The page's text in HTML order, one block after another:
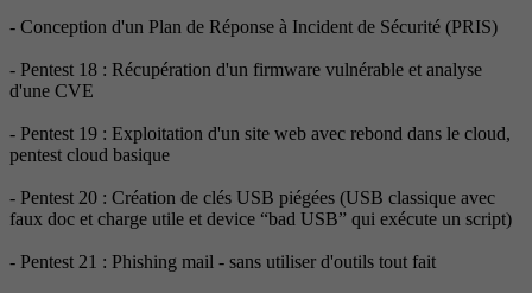
- Conception d'un Plan de Réponse à Incident de Sécurité (PRIS)
- Pentest 18 : Récupération d'un firmware vulnérable et analyse
d'une CVE
- Pentest 19 : Exploitation d'un site web avec rebond dans le cloud,
pentest cloud basique
- Pentest 20 : Création de clés USB piégées (USB classique avec
faux doc et charge utile et device “bad USB” qui exécute un script)
- Pentest 21 : Phishing mail - sans utiliser d'outils tout fait